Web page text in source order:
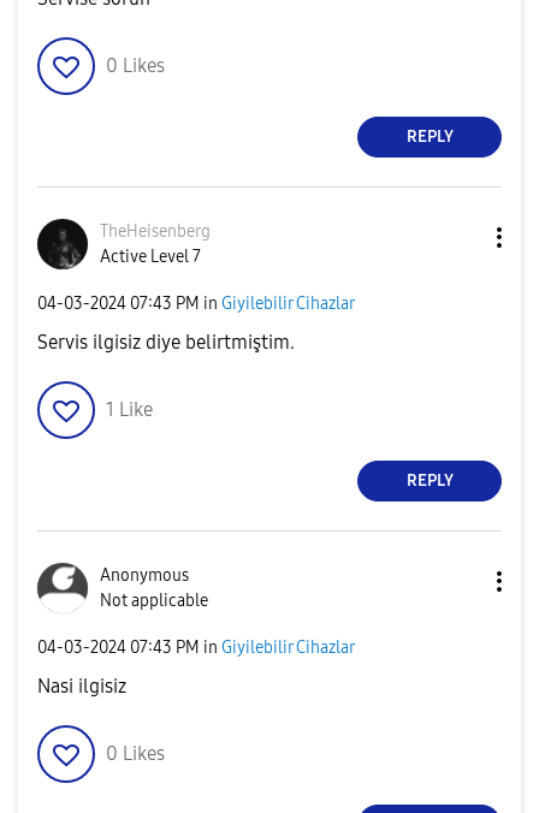
0 Likes
REPLY
TheHeisenberg
Active Level 7
‎04-03-2024 07:43 PM in Giyilebilir Cihazlar
Servis ilgisiz diye belirtmiştim.
1 Like
REPLY
Anonymous
Not applicable
‎04-03-2024 07:43 PM in Giyilebilir Cihazlar
Nasi ilgisiz
0 Likes